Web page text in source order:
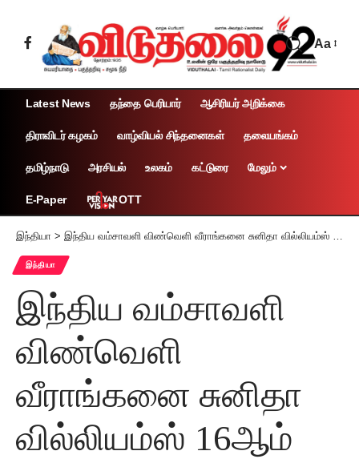
Aa
Latest News தந்தை பெரியார் ஆசிரியர் அறிக்கை
திராவிடர் கழகம் வாழ்வியல் சிந்தனைகள் தலையங்கம்
தமிழ்நாடு அரசியல் உலகம் கட்டுரை மேலும்
E-Paper OTT
இந்தியா > இந்திய வம்சாவளி விண்வெளி வீராங்கனை சுனிதா வில்லியம்ஸ் 16ஆம் தேதி பூமிக்கு திரும்புகிறார்
இந்தியா
இந்திய வம்சாவளி
விண்வெளி
வீராங்கனை சுனிதா
வில்லியம்ஸ் 16ஆம்